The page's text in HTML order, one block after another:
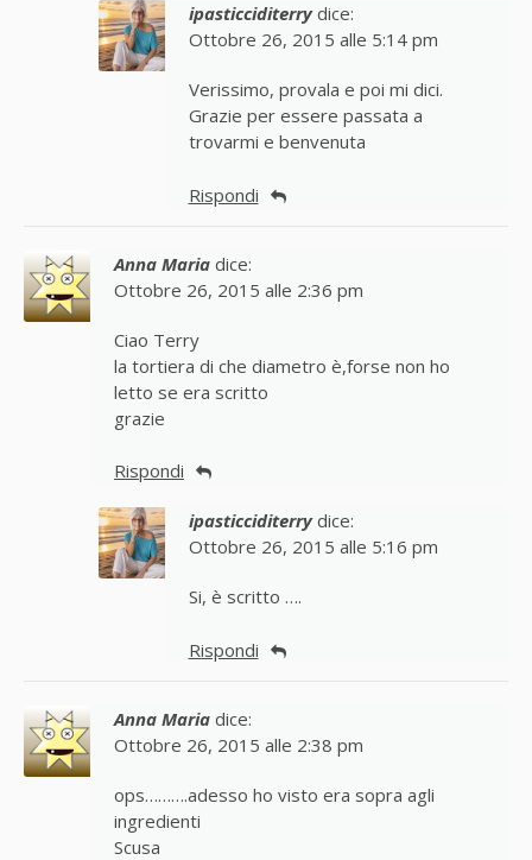
ipasticciditerry dice:
Ottobre 26, 2015 alle 5:14 pm
Verissimo, provala e poi mi dici.
Grazie per essere passata a
trovarmi e benvenuta
Rispondi
Anna Maria dice:
Ottobre 26, 2015 alle 2:36 pm
Ciao Terry
la tortiera di che diametro è,forse non ho
letto se era scritto
grazie
Rispondi
ipasticciditerry dice:
Ottobre 26, 2015 alle 5:16 pm
Si, è scritto ….
Rispondi
Anna Maria dice:
Ottobre 26, 2015 alle 2:38 pm
ops……….adesso ho visto era sopra agli
ingredienti
Scusa